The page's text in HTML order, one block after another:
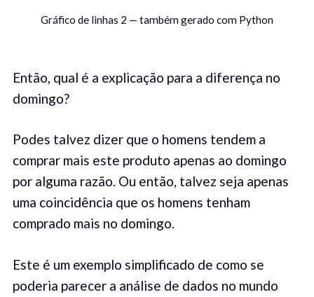
Gráfico de linhas 2 — também gerado com Python
Então, qual é a explicação para a diferença no
domingo?
Podes talvez dizer que o homens tendem a
comprar mais este produto apenas ao domingo
por alguma razão. Ou então, talvez seja apenas
uma coincidência que os homens tenham
comprado mais no domingo.
Este é um exemplo simplificado de como se
poderia parecer a análise de dados no mundo